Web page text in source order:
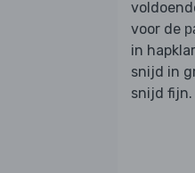
voor de
in
snijd in
snijd fijn.